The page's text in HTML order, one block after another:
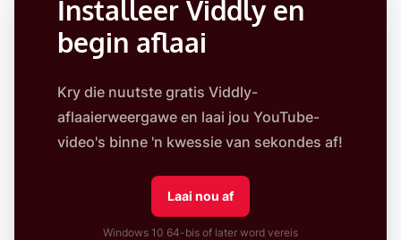
Installeer Viddly en
begin aflaai
Kry die nuutste gratis Viddly-
aflaaierweergawe en laai jou YouTube-
video's binne 'n kwessie van sekondes af!
Laai nou af
Windows 10 64-bis of later word vereis